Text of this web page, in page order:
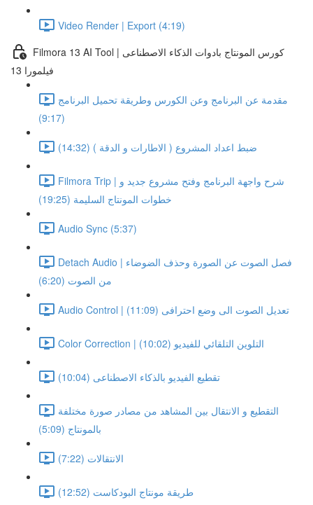
Video Render | Export (4:19)
Filmora 13 AI Tool | كورس المونتاج بادوات الذكاء الاصطناعى
فيلمورا 13
مقدمة عن البرنامج وعن الكورس وطريقة تحميل البرنامج
(9:17)
ضبط اعداد المشروع ( الاطارات و الدقة ) (14:32)
Filmora Trip | شرح واجهة البرنامج وفتح مشروع جديد و
خطوات المونتاج السليمة (19:25)
Audio Sync (5:37)
Detach Audio | فصل الصوت عن الصورة وحذف الضوضاء
من الصوت (6:20)
Audio Control | تعديل الصوت الى وضع احترافى (11:09)
Color Correction | التلوين التلقائي للفيديو (10:02)
تقطيع الفيديو بالذكاء الاصطناعى (10:04)
التقطيع و الانتقال بين المشاهد من مصادر صورة مختلفة
بالمونتاج (5:09)
الانتقالات (7:22)
طريقة مونتاج البودكاست (12:52)